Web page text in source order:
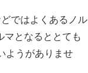
ではよくあるノル
マとなるととても
ようがありませ